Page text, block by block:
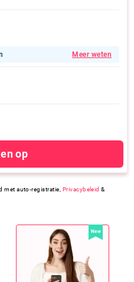
Meer weten
op
met auto-registratie, Privacybeleid &
New